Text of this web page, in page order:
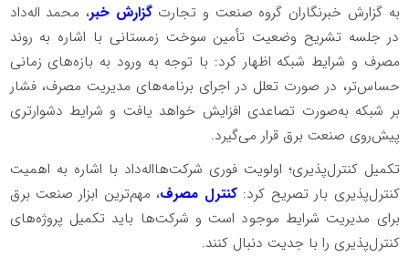
به گزارش خبرنگاران گروه صنعت و تجارتگزارش خبر، محمد اله‌داد
در جلسه تشریح وضعیت تأمین سوخت زمستانی با اشاره به روند
مصرف و شرایط شبکه اظهار کرد: با توجه به ورود به بازه‌های زمانی
حساس‌تر، در صورت تعلل در اجرای برنامه‌های مدیریت مصرف، فشار
بر شبکه به‌صورت تصاعدی افزایش خواهد یافت و شرایط دشوارتری
پیش‌روی صنعت برق قرار می‌گیرد.
تکمیل کنترل‌پذیری؛ اولویت فوری شرکت‌هااله‌داد با اشاره به اهمیت
کنترل‌پذیری بار تصریح کرد:کنترل مصرف، مهم‌ترین ابزار صنعت برق
برای مدیریت شرایط موجود است و شرکت‌ها باید تکمیل پروژه‌های
کنترل‌پذیری را با جدیت دنبال کنند.